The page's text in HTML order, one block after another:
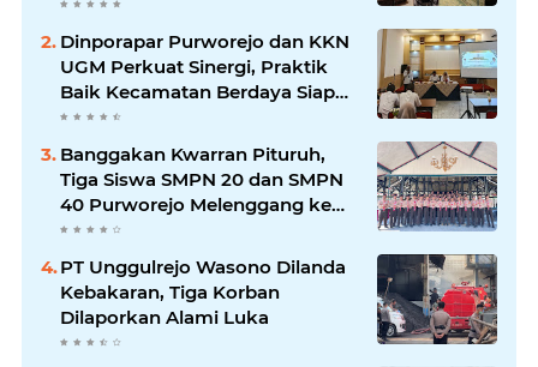
Dinporapar Purworejo dan KKN
UGM Perkuat Sinergi, Praktik
Baik Kecamatan Berdaya Siap
Direplikasi
Banggakan Kwarran Pituruh,
Tiga Siswa SMPN 20 dan SMPN
40 Purworejo Melenggang ke
Jamnas Cibubur
PT Unggulrejo Wasono Dilanda
Kebakaran, Tiga Korban
Dilaporkan Alami Luka